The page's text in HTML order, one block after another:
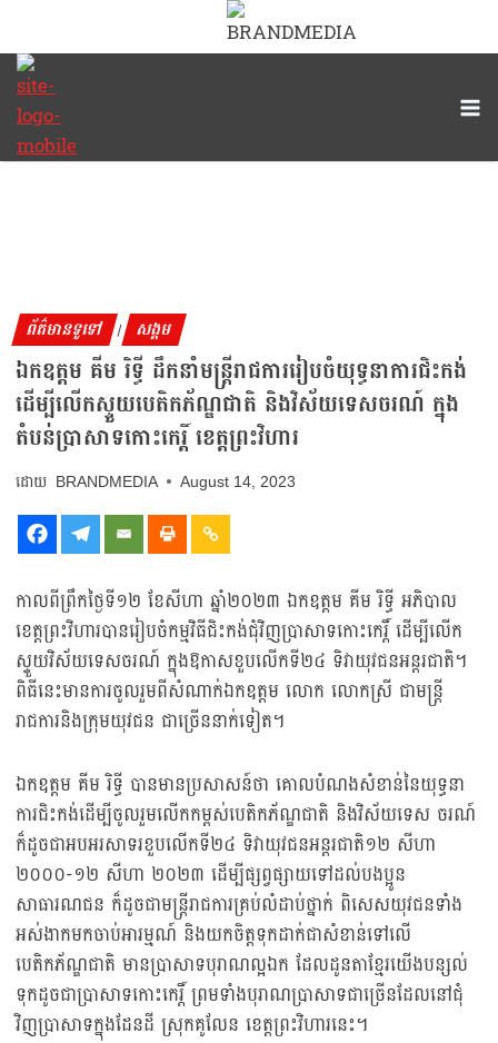
ព័ត៌មានទូទៅ | សង្គម
ឯកឧត្ដម គីម រិទ្ធី ដឹកនាំមន្រ្តីរាជការរៀបចំយុទ្ធនាការជិះកង់
ដើម្បីលើកស្ទួយបេតិកភ័ណ្ឌជាតិ និងវិស័យទេសចរណ៍ ក្នុង
តំបន់ប្រាសាទកោះកេរ្តិ៍ ខេត្តព្រះវិហារ
BRANDMEDIA August 14, 2023
កាលពីព្រឹកថ្ងៃទី១២ ខែសីហា ឆ្នាំ២០២៣ ឯកឧត្ដម គីម រិទ្ធី អភិបាល
ខេត្តព្រះវិហារបានរៀបចំកម្មវិធីជិះកង់ជុំវិញប្រាសាទកោះកេរ្តិ៍ ដើម្បីលើក
ស្ទួយវិស័យទេសចរណ៍ ក្នុងឱកាសខួបលើកទី២៤ ទិវាយុវជនអន្តរជាតិ។
ពិធីនេះមានការចូលរួមពីសំណាក់ឯកឧត្ដម លោក លោកស្រី ជាមន្ត្រី
រាជការនិងក្រុមយុវជន ជាច្រើននាក់ទៀត។
ឯកឧត្ដម គីម រិទ្ធី បានមានប្រសាសន៍ថា គោលបំណងសំខាន់នៃយុទ្ធនា
ការជិះកង់ដើម្បីចូលរួមលើកកម្ពស់បេតិកភ័ណ្ឌជាតិ និងវិស័យទេស ចរណ៍
ក៏ដូចជាអបអរសាទរខួបលើកទី២៤ ទិវាយុវជនអន្តរជាតិ១២ សីហា
២០០០-១២ សីហា ២០២៣ ដើម្បីផ្សព្វផ្សាយទៅដល់បងប្អូន
សាធារណជន ក៏ដូចជាមន្ត្រីរាជការគ្រប់លំដាប់ថ្នាក់ ពិសេសយុវជនទាំង
អស់ងាកមកចាប់អារម្មណ៍ និងយកចិត្តទុកដាក់ជាសំខាន់ទៅលើ
បេតិកភ័ណ្ឌជាតិ មានប្រាសាទបុរាណល្អឯក ដែលដូនតាខ្មែរយើងបន្សល់
ទុកដូចជាប្រាសាទកោះកេរ្តិ៍ ព្រមទាំងបុរាណប្រាសាទជាច្រើនដែលនៅជុំ
វិញប្រាសាទក្នុងដែនដី ស្រុកគូលែន ខេត្តព្រះវិហារនេះ។